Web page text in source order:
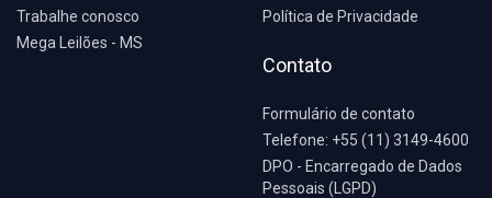
Trabalhe conosco
Mega Leilões - MS
Política de Privacidade
Contato
Formulário de contato
Telefone: +55 (11) 3149-4600
DPO - Encarregado de Dados
Pessoais (LGPD)